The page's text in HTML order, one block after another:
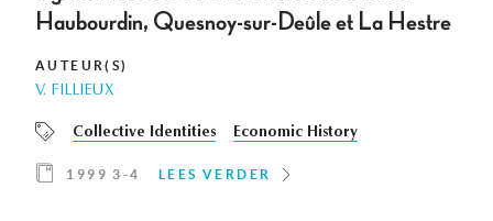
Haubourdin, Quesnoy-sur-Deûle et La Hestre
AUTEUR(S)
V. FILLIEUX
Collective Identities Economic History
1999 3-4 LEES VERDER